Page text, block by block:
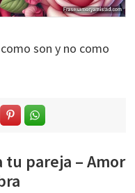
son y no como
tu pareja – Amor